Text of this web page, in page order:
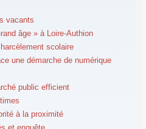
vacants
âge » à Loire-Authion
scolaire
une démarche de numérique
public efficient
à la proximité